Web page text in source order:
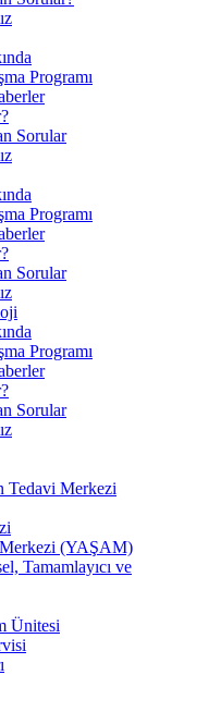
Programı
Sorular
Programı
Sorular
Programı
Sorular
Tedavi Merkezi
Merkezi (YAŞAM)
Tamamlayıcı ve
Ünitesi